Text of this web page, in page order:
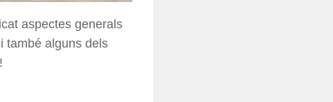
aspectes generals
també alguns dels